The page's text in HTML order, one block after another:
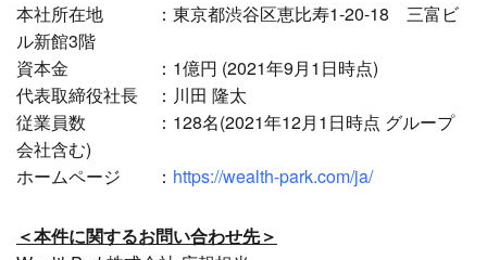
本社所在地 ：東京都渋谷区恵比寿1-20-18 三富ビ
ル新館3階
資本金 ：1億円 (2021年9月1日時点)
代表取締役社長 ：川田 隆太
従業員数 ：128名(2021年12月1日時点 グループ
会社含む)
ホームページ ： https://wealth-park.com/ja/
＜本件に関するお問い合わせ先＞